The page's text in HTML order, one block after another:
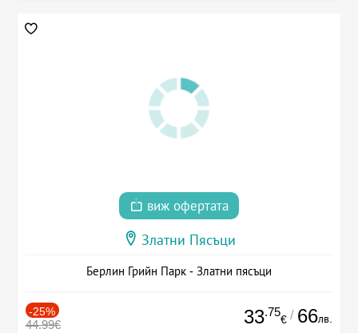
виж офертата
Златни Пясъци
Берлин Грийн Парк - Златни пясъци
-25%
44.99€ 33.75
€ / 66лв.